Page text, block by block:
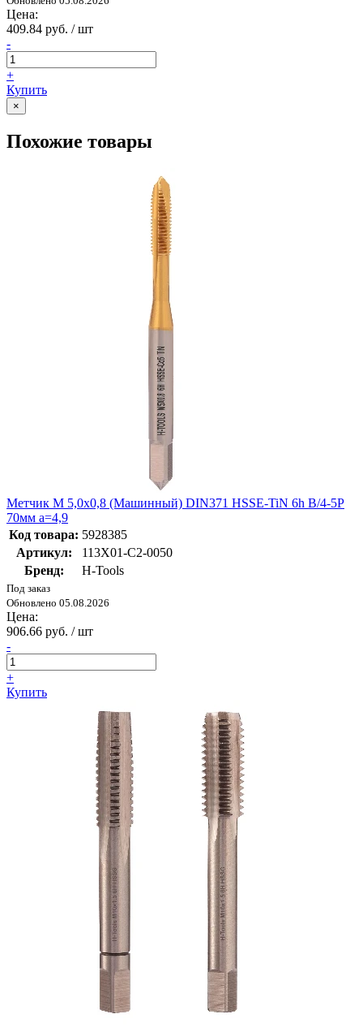
Цена:
409.84 руб. / шт
-
+
Купить
×
Похожие товары
Метчик М 5,0х0,8 (Машинный) DIN371 HSSE-TiN 6h B/4-5P
70мм a=4,9
Код товара: 5928385
Артикул:
113X01-C2-0050
Бренд:
H-Tools
Под заказ
Обновлено 05.08.2026
Цена:
906.66 руб. / шт
-
+
Купить